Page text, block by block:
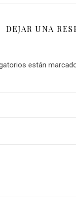
DEJAR UNA
están